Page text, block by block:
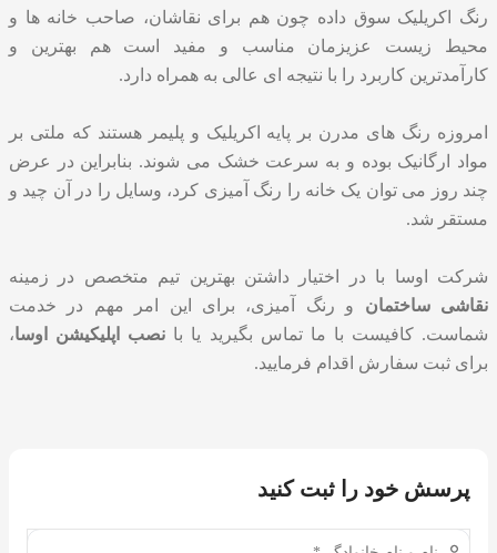
رنگ اکریلیک سوق داده چون هم برای نقاشان، صاحب خانه ها و
محیط زیست عزیزمان مناسب و مفید است هم بهترین و
کارآمدترین کاربرد را با نتیجه ای عالی به همراه دارد.
امروزه رنگ های مدرن بر پایه اکریلیک و پلیمر هستند که ملتی بر
مواد ارگانیک بوده و به سرعت خشک می شوند. بنابراین در عرض
چند روز می توان یک خانه را رنگ آمیزی کرد، وسایل را در آن چید و
مستقر شد.
شرکت اوسا با در اختیار داشتن بهترین تیم متخصص در زمینه
نقاشی ساختمان و رنگ آمیزی، برای این امر مهم در خدمت
شماست. کافیست با ما تماس بگیرید یا با نصب اپلیکیشن اوسا،
برای ثبت سفارش اقدام فرمایید.
پرسش خود را ثبت کنید